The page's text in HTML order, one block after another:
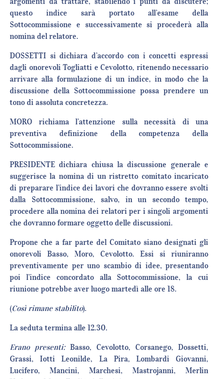
questo indice sarà portato all’esame della
Sottocommissione e successivamente si procederà alla
nomina del relatore.
DOSSETTI si dichiara d’accordo con i concetti espressi
dagli onorevoli Togliatti e Cevolotto, ritenendo necessario
arrivare alla formulazione di un indice, in modo che la
discussione della Sottocommissione possa prendere un
tono di assoluta concretezza.
MORO richiama l’attenzione sulla necessità di una
preventiva definizione della competenza della
Sottocommissione.
PRESIDENTE dichiara chiusa la discussione generale e
suggerisce la nomina di un ristretto comitato incaricato
di preparare l’indice dei lavori che dovranno essere svolti
dalla Sottocommissione, salvo, in un secondo tempo,
procedere alla nomina dei relatori per i singoli argomenti
che dovranno formare oggetto delle discussioni.
Propone che a far parte del Comitato siano designati gli
onorevoli Basso, Moro, Cevolotto. Essi si riuniranno
preventivamente per uno scambio di idee, presentando
poi l’indice concordato alla Sottocommissione, la cui
riunione potrebbe aver luogo martedì alle ore 18.
(Così rimane stabilito).
La seduta termina alle 12.30.
Erano presenti:Basso, Cevolotto, Corsanego, Dossetti,
Grassi, Iotti Leonilde, La Pira, Lombardi Giovanni,
Lucifero, Mancini, Marchesi, Mastrojanni, Merlin